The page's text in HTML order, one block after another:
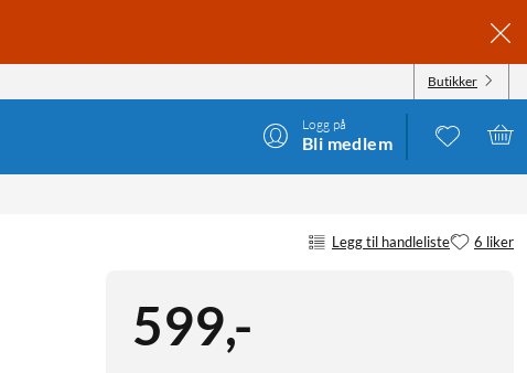
Butikker
Logg på
Bli medlem
Legg til handleliste 6 liker
599,-